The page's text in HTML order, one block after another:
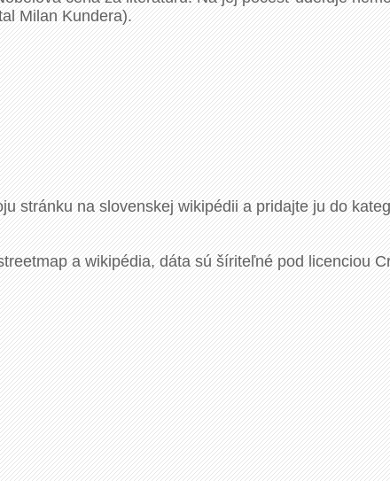
Milan Kundera).
stránku na slovenskej wikipédii a pridajte ju do
a wikipédia, dáta sú šíriteľné pod licenciou